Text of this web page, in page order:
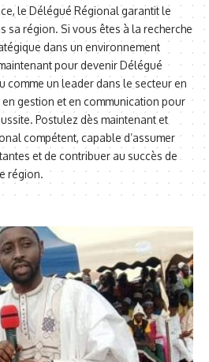
le Délégué Régional garantit le
sa région. Si vous êtes à la recherche
dans un environnement
pour devenir Délégué
comme un leader dans le secteur en
gestion et en communication pour
Postulez dès maintenant et
compétent, capable d’assumer
et de contribuer au succès de
région.